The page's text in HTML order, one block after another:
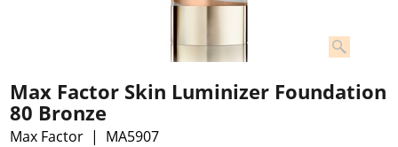
Max Factor Skin Luminizer Foundation
80 Bronze
Max Factor MA5907